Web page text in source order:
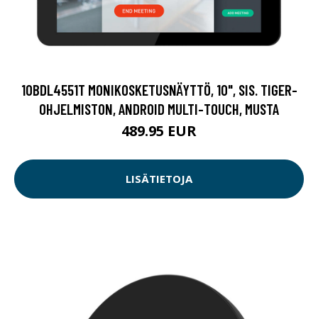
10BDL4551T MONIKOSKETUSNÄYTTÖ, 10", SIS. TIGER-
OHJELMISTON, ANDROID MULTI-TOUCH, MUSTA
489.95 EUR
LISÄTIETOJA